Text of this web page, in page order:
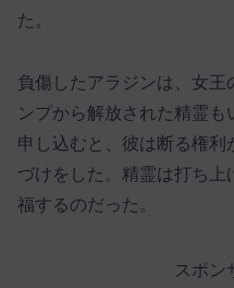
た。
負傷したアラジンは、女王
ンプから解放された精霊
申し込むと、彼は断る権利
づけをした。精霊は打ち
福するのだった。
スポン